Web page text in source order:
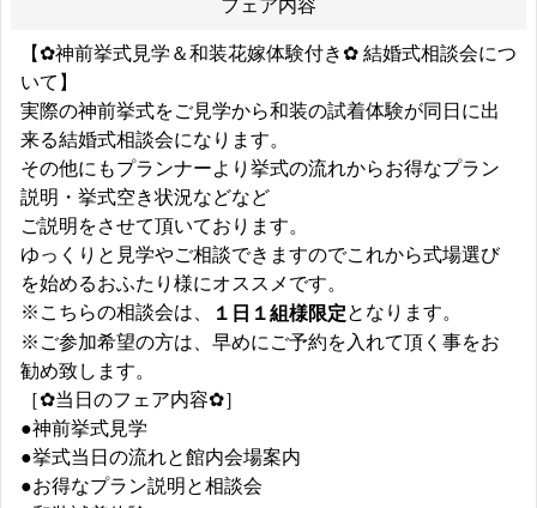
フェア内容
【✿神前挙式見学＆和装花嫁体験付き✿ 結婚式相談会につ
いて】
実際の神前挙式をご見学から和装の試着体験が同日に出
来る結婚式相談会になります。
その他にもプランナーより挙式の流れからお得なプラン
説明・挙式空き状況などなど
ご説明をさせて頂いております。
ゆっくりと見学やご相談できますのでこれから式場選び
を始めるおふたり様にオススメです。
※こちらの相談会は、
１日１組様限定となります。
※ご参加希望の方は、早めにご予約を入れて頂く事をお
勧め致します。
［✿当日のフェア内容✿］
●神前挙式見学
●挙式当日の流れと館内会場案内
●お得なプラン説明と相談会